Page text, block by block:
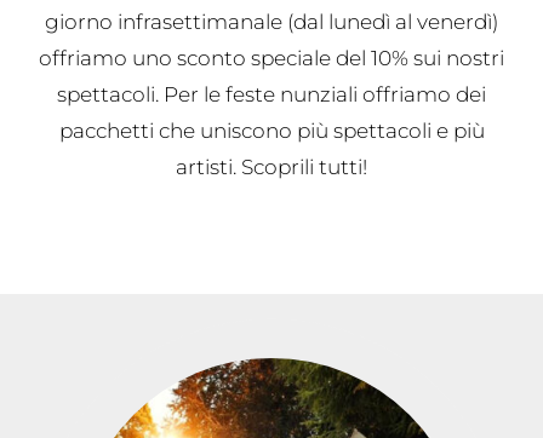
giorno infrasettimanale (dal lunedì al venerdì)
offriamo uno sconto speciale del 10% sui nostri
spettacoli. Per le feste nunziali offriamo dei
pacchetti che uniscono più spettacoli e più
artisti. Scoprili tutti!